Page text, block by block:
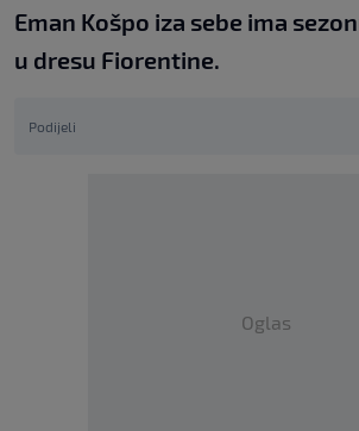
Eman Košpo iza sebe ima
u dresu Fiorentine.
Podijeli
Oglas